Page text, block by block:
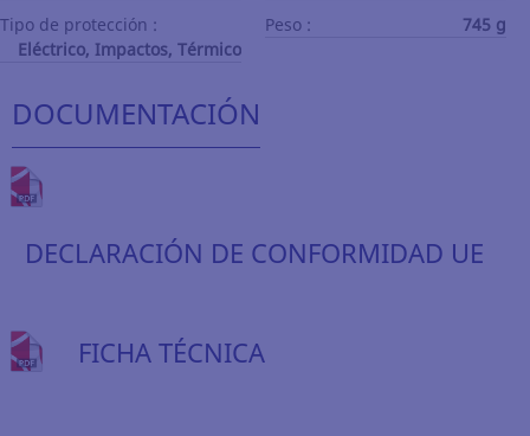
Tipo de protección :
Eléctrico, Impactos, Térmico
Peso : 745 g
DOCUMENTACIÓN
DECLARACIÓN DE CONFORMIDAD UE
FICHA TÉCNICA